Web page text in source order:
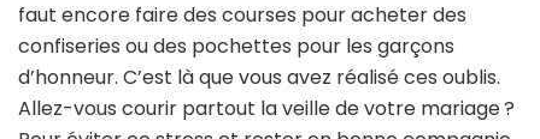
faut encore faire des courses pour acheter des
confiseries ou des pochettes pour les garçons
d’honneur. C’est là que vous avez réalisé ces oublis.
Allez-vous courir partout la veille de votre mariage ?